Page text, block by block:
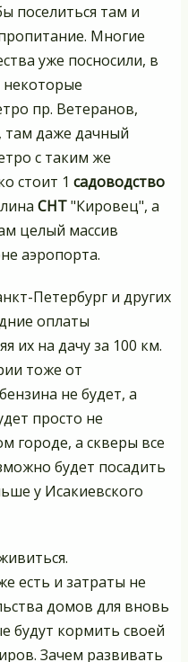
поселиться там и
Многие
уже посносили, в
некоторые
пр. Ветеранов,
там даже дачный
с таким же
стоит 1 садоводство
СНТ"Кировец", а
целый массив
аэропорта.
Петербург и других
оплаты
их на дачу за 100 км.
тоже от
не будет, а
просто не
городе, а скверы все
будет посадить
у Исакиевского
есть и затраты не
домов для вновь
будут кормить своей
Зачем развивать